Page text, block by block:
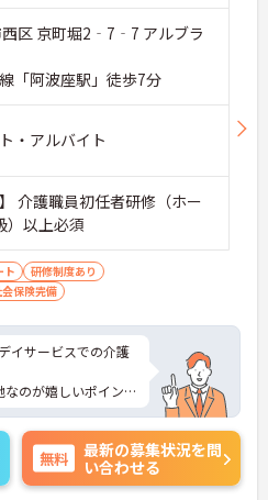
西区 京町堀2‐7‐7 アルブラ
「阿波座駅」徒歩7分
・アルバイト
介護職員初任者研修（ホー
）以上必須
ト
研修制度あり
保険完備
イサービスでの介護
のが嬉しいポイン
負担なく就業可能で
ントお伝えしますの
無料
最新の募集状況を問
い合わせる